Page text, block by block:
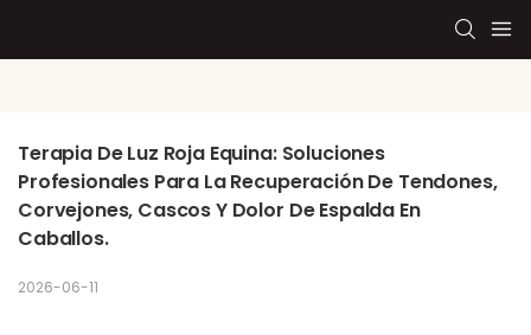
Terapia De Luz Roja Equina: Soluciones
Profesionales Para La Recuperación De Tendones,
Corvejones, Cascos Y Dolor De Espalda En
Caballos.
2026-06-11